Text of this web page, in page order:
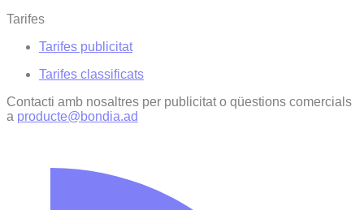
Tarifes
Tarifes publicitat
Tarifes classificats
Contacti amb nosaltres per publicitat o qüestions comercials
a producte@bondia.ad